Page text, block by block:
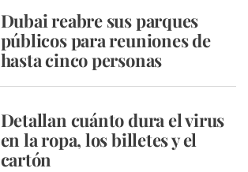
Dubai reabre sus parques
públicos para reuniones de
hasta cinco personas
Detallan cuánto dura el virus
en la ropa, los billetes y el
cartón